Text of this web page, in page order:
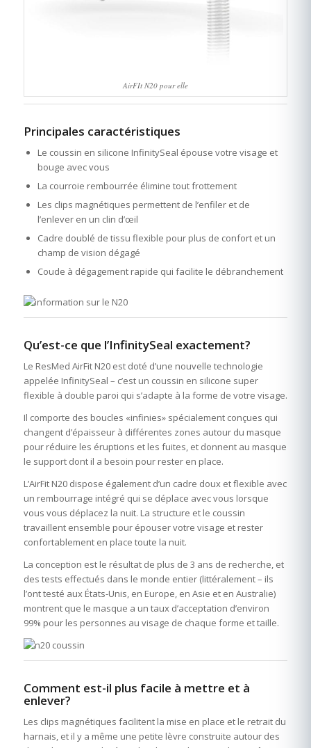
AirFIt N20 pour elle
Principales caractéristiques
Le coussin en silicone InfinitySeal épouse votre visage et
bouge avec vous
La courroie rembourrée élimine tout frottement
Les clips magnétiques permettent de l’enfiler et de
l’enlever en un clin d’œil
Cadre doublé de tissu flexible pour plus de confort et un
champ de vision dégagé
Coude à dégagement rapide qui facilite le débranchement
Qu’est-ce que l’InfinitySeal exactement?
Le ResMed AirFit N20 est doté d’une nouvelle technologie
appelée InfinitySeal – c’est un coussin en silicone super
flexible à double paroi qui s’adapte à la forme de votre visage.
Il comporte des boucles «infinies» spécialement conçues qui
changent d’épaisseur à différentes zones autour du masque
pour réduire les éruptions et les fuites, et donnent au masque
le support dont il a besoin pour rester en place.
L’AirFit N20 dispose également d’un cadre doux et flexible avec
un rembourrage intégré qui se déplace avec vous lorsque
vous vous déplacez la nuit. La structure et le coussin
travaillent ensemble pour épouser votre visage et rester
confortablement en place toute la nuit.
La conception est le résultat de plus de 3 ans de recherche, et
des tests effectués dans le monde entier (littéralement – ils
l’ont testé aux États-Unis, en Europe, en Asie et en Australie)
montrent que le masque a un taux d’acceptation d’environ
99% pour les personnes au visage de chaque forme et taille.
Comment est-il plus facile à mettre et à
enlever?
Les clips magnétiques facilitent la mise en place et le retrait du
harnais, et il y a même une petite lèvre construite autour des